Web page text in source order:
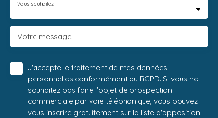
-
Vous souhaitez
Votre message
J'accepte le traitement de mes données
personnelles conformément au RGPD. Si vous ne
souhaitez pas faire l'objet de prospection
commerciale par voie téléphonique, vous pouvez
vous inscrire gratuitement sur la liste d'opposition